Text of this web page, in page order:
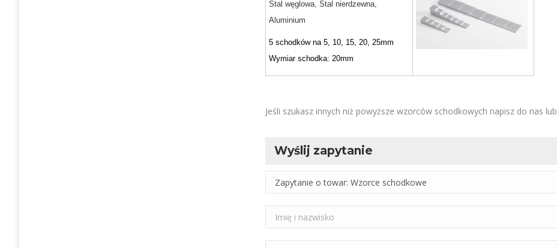
Stal węglowa, Stal nierdzewna,
Aluminium
5 schodków na 5, 10, 15, 20, 25mm
Wymiar schodka: 20mm
Jeśli szukasz innych niż powyższe wzorców schodkowych napisz do nas
Wyślij zapytanie